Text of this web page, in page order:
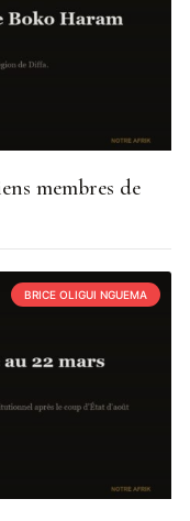
membres de
BRICE OLIGUI NGUEMA